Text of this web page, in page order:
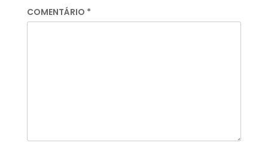
COMENTÁRIO *